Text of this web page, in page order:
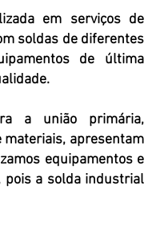
em serviços de
soldas de diferentes
de última
a união primária,
materiais, apresentam
equipamentos e
pois a solda industrial